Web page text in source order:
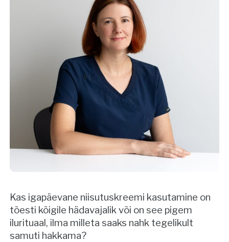
Kas igapäevane niisutuskreemi kasutamine on
tõesti kõigile hädavajalik või on see pigem
ilurituaal, ilma milleta saaks nahk tegelikult
samuti hakkama?